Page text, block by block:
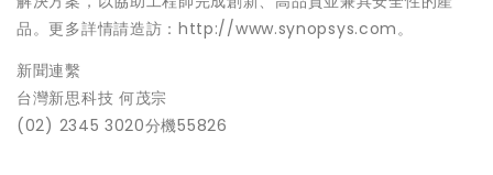
品。更多詳情請造訪：http://www.synopsys.com。
新聞連繫
台灣新思科技 何茂宗
(02) 2345 3020分機55826